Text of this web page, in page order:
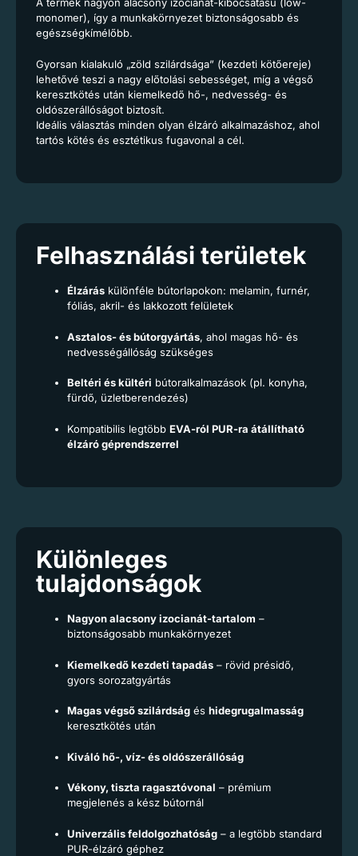
monomer), így a munkakörnyezet biztonságosabb és
egészségkímélőbb.
Gyorsan kialakuló „zöld szilárdsága” (kezdeti kötőereje)
lehetővé teszi a nagy előtolási sebességet, míg a végső
keresztkötés után kiemelkedő hő-, nedvesség- és
oldószerállóságot biztosít.
Ideális választás minden olyan élzáró alkalmazáshoz, ahol
tartós kötés és esztétikus fugavonal a cél.
Felhasználási területek
Élzárás különféle bútorlapokon: melamin, furnér,
fóliás, akril- és lakkozott felületek
Asztalos- és bútorgyártás, ahol magas hő- és
nedvességállóság szükséges
Beltéri és kültéri bútoralkalmazások (pl. konyha,
fürdő, üzletberendezés)
Kompatibilis legtöbb EVA-ról PUR-ra átállítható
élzáró géprendszerrel
Különleges
tulajdonságok
Nagyon alacsony izocianát-tartalom –
biztonságosabb munkakörnyezet
Kiemelkedő kezdeti tapadás – rövid présidő,
gyors sorozatgyártás
Magas végső szilárdság és hidegrugalmasság
keresztkötés után
Kiváló hő-, víz- és oldószerállóság
Vékony, tiszta ragasztóvonal – prémium
megjelenés a kész bútornál
Univerzális feldolgozhatóság – a legtöbb standard
PUR-élzáró géphez